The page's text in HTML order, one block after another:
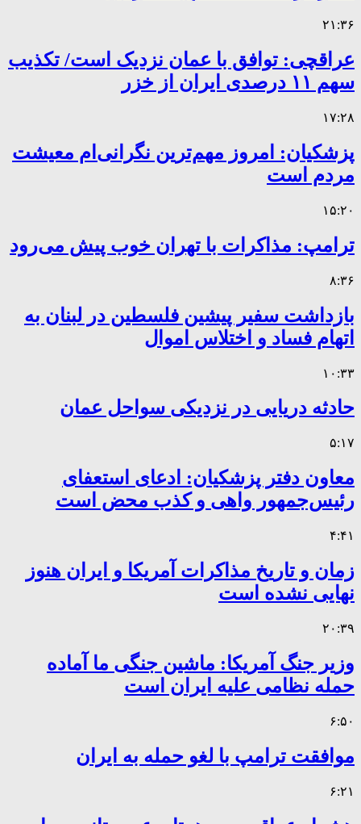
۲۱:۳۶
عراقچی: توافق با عمان نزدیک است/ تکذیب
سهم ۱۱ درصدی ایران از خزر
۱۷:۲۸
پزشکیان: امروز مهم‌ترین نگرانی‌ام معیشت
مردم است
۱۵:۲۰
ترامپ: مذاکرات با تهران خوب پیش می‌رود
۸:۳۶
بازداشت سفیر پیشین فلسطین در لبنان به
اتهام فساد و اختلاس اموال
۱۰:۳۳
حادثه دریایی در نزدیکی سواحل عمان
۵:۱۷
معاون دفتر پزشکیان: ادعای استعفای
رئیس‌جمهور واهی و کذب محض است
۴:۴۱
زمان و تاریخ مذاکرات آمریکا و ایران هنوز
نهایی نشده است
۲۰:۳۹
وزیر جنگ آمریکا: ماشین جنگی ما آماده
حمله نظامی علیه ایران است
۶:۵۰
موافقت ترامپ با لغو حمله به ایران
۶:۲۱